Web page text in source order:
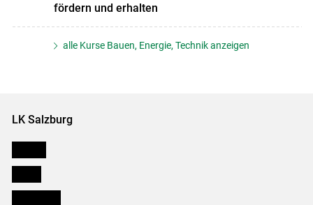
fördern und erhalten
alle Kurse Bauen, Energie, Technik anzeigen
LK Salzburg